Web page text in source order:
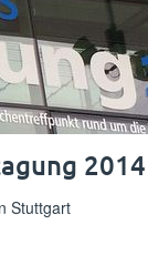
2014
Stuttgart